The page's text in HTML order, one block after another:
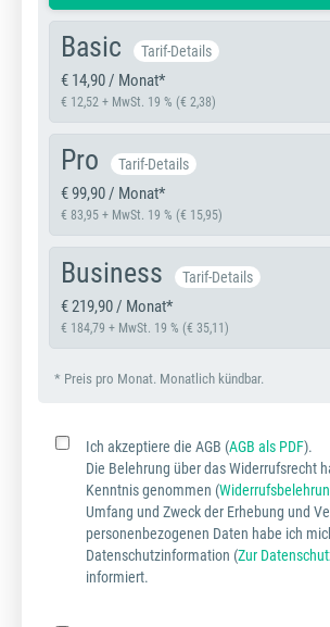
Basic Tarif-Details
€ 14,90 / Monat*
€ 12,52 + MwSt. 19 % (€ 2,38)
Pro Tarif-Details
€ 99,90 / Monat*
€ 83,95 + MwSt. 19 % (€ 15,95)
Business Tarif-Details
€ 219,90 / Monat*
€ 184,79 + MwSt. 19 % (€ 35,11)
* Preis pro Monat. Monatlich kündbar.
Ich akzeptiere die AGB (AGB als PDF).
Die Belehrung über das Widerrufsrecht
Kenntnis genommen (
Umfang und Zweck der Erhebung und
personenbezogenen Daten habe ich
Datenschutzinformation (Zur
informiert.